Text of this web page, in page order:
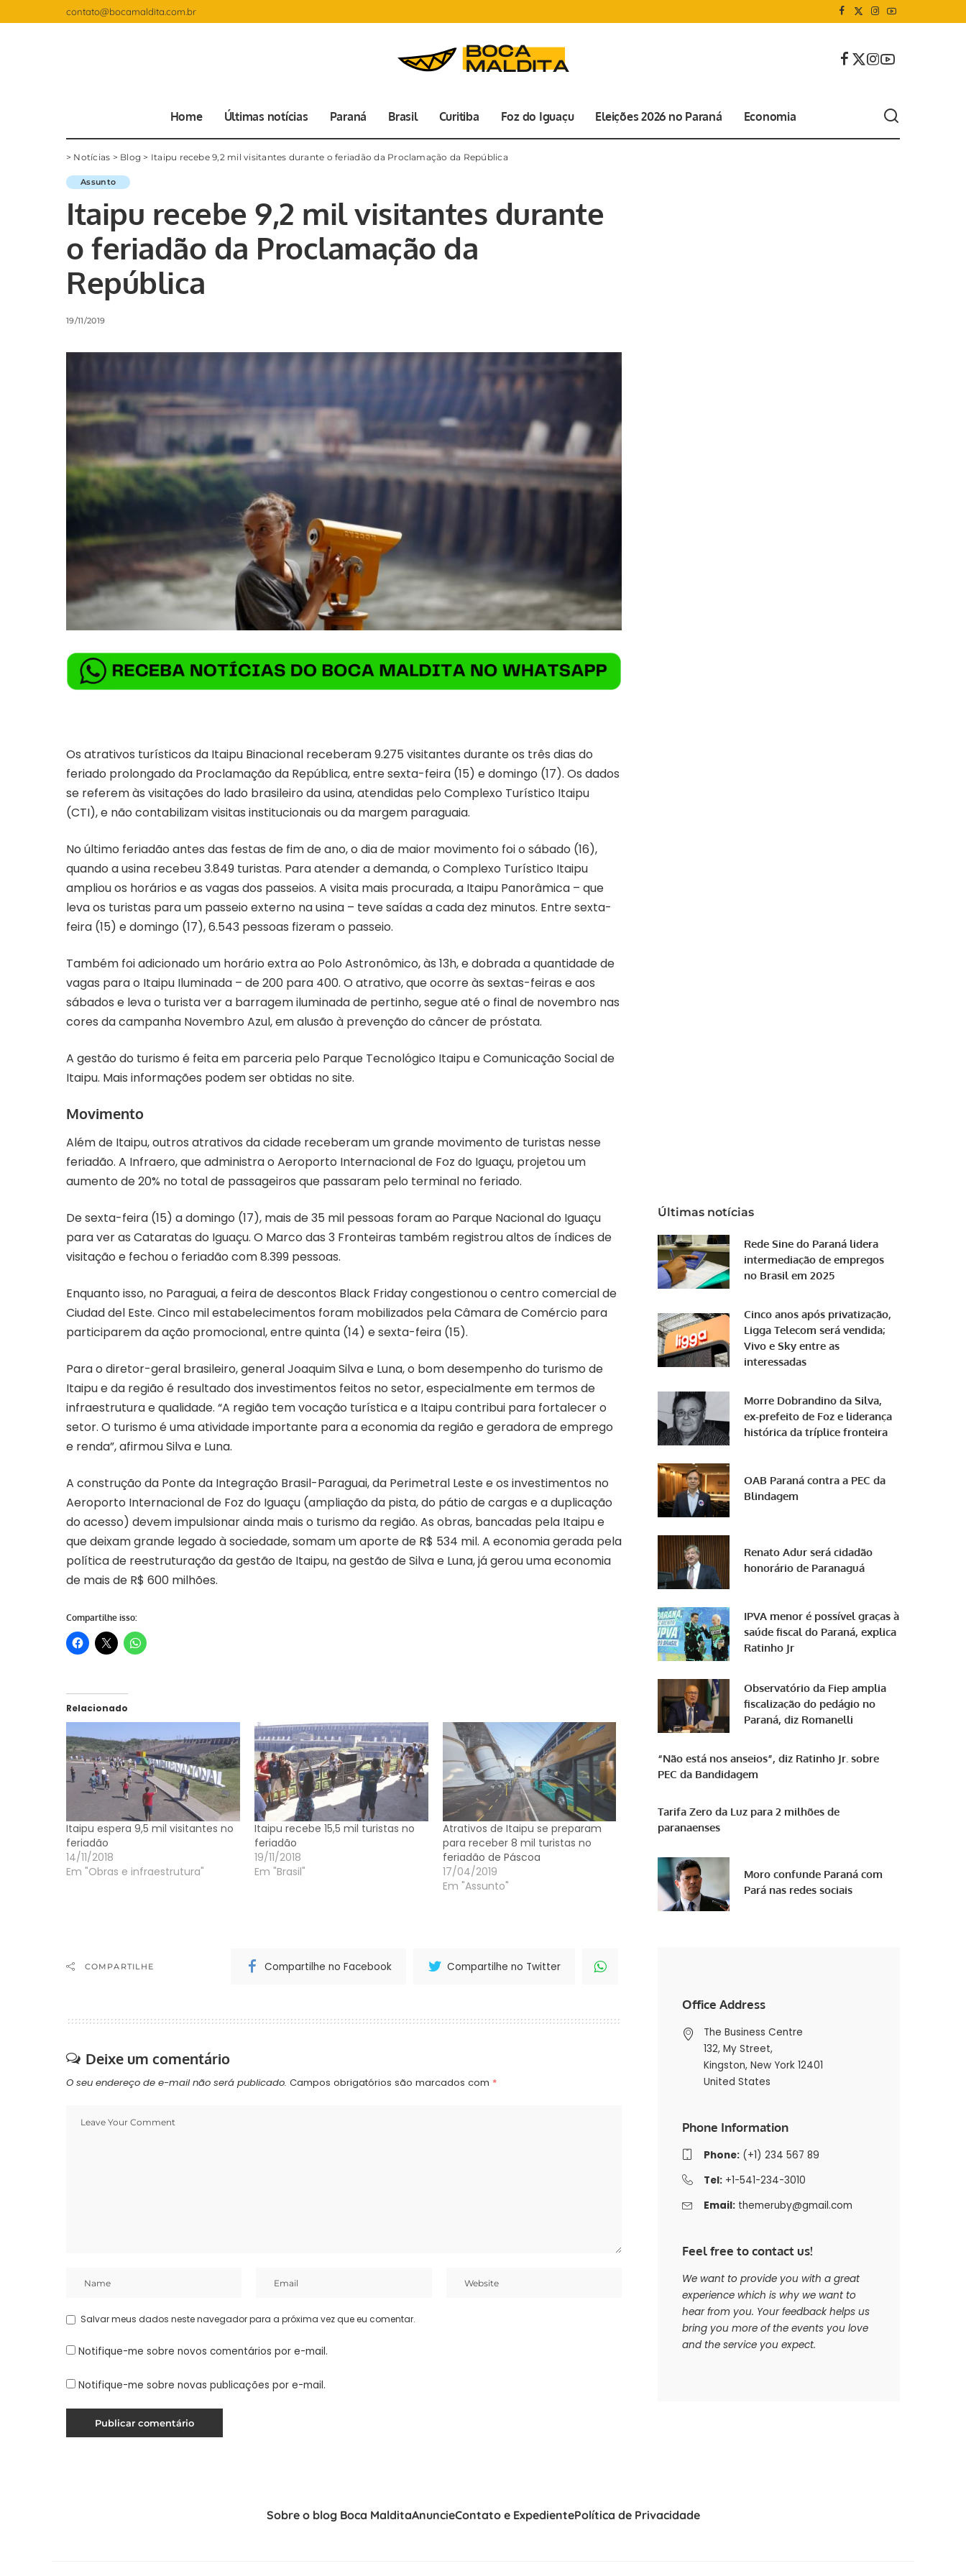
contato@bocamaldita.com.br
Home Últimas notícias Paraná Brasil Curitiba Foz do Iguaçu Eleições 2026 no Paraná Economia
> Notícias > Blog > Itaipu recebe 9,2 mil visitantes durante o feriadão da Proclamação da República
Assunto
Itaipu recebe 9,2 mil visitantes durante
o feriadão da Proclamação da
República
19/11/2019
Os atrativos turísticos da Itaipu Binacional receberam 9.275 visitantes durante os três dias do
feriado prolongado da Proclamação da República, entre sexta-feira (15) e domingo (17). Os dados
se referem às visitações do lado brasileiro da usina, atendidas pelo Complexo Turístico Itaipu
(CTI), e não contabilizam visitas institucionais ou da margem paraguaia.
No último feriadão antes das festas de fim de ano, o dia de maior movimento foi o sábado (16),
quando a usina recebeu 3.849 turistas. Para atender a demanda, o Complexo Turístico Itaipu
ampliou os horários e as vagas dos passeios. A visita mais procurada, a Itaipu Panorâmica – que
leva os turistas para um passeio externo na usina – teve saídas a cada dez minutos. Entre sexta-
feira (15) e domingo (17), 6.543 pessoas fizeram o passeio.
Também foi adicionado um horário extra ao Polo Astronômico, às 13h, e dobrada a quantidade de
vagas para o Itaipu Iluminada – de 200 para 400. O atrativo, que ocorre às sextas-feiras e aos
sábados e leva o turista ver a barragem iluminada de pertinho, segue até o final de novembro nas
cores da campanha Novembro Azul, em alusão à prevenção do câncer de próstata.
A gestão do turismo é feita em parceria pelo Parque Tecnológico Itaipu e Comunicação Social de
Itaipu. Mais informações podem ser obtidas no site.
Movimento
Além de Itaipu, outros atrativos da cidade receberam um grande movimento de turistas nesse
feriadão. A Infraero, que administra o Aeroporto Internacional de Foz do Iguaçu, projetou um
aumento de 20% no total de passageiros que passaram pelo terminal no feriado.
De sexta-feira (15) a domingo (17), mais de 35 mil pessoas foram ao Parque Nacional do Iguaçu
para ver as Cataratas do Iguaçu. O Marco das 3 Fronteiras também registrou altos de índices de
visitação e fechou o feriadão com 8.399 pessoas.
Enquanto isso, no Paraguai, a feira de descontos Black Friday congestionou o centro comercial de
Ciudad del Este. Cinco mil estabelecimentos foram mobilizados pela Câmara de Comércio para
participarem da ação promocional, entre quinta (14) e sexta-feira (15).
Para o diretor-geral brasileiro, general Joaquim Silva e Luna, o bom desempenho do turismo de
Itaipu e da região é resultado dos investimentos feitos no setor, especialmente em termos de
infraestrutura e qualidade. “A região tem vocação turística e a Itaipu contribui para fortalecer o
setor. O turismo é uma atividade importante para a economia da região e geradora de emprego
e renda”, afirmou Silva e Luna.
A construção da Ponte da Integração Brasil-Paraguai, da Perimetral Leste e os investimentos no
Aeroporto Internacional de Foz do Iguaçu (ampliação da pista, do pátio de cargas e a duplicação
do acesso) devem impulsionar ainda mais o turismo da região. As obras, bancadas pela Itaipu e
que deixam grande legado à sociedade, somam um aporte de R$ 534 mil. A economia gerada pela
política de reestruturação da gestão de Itaipu, na gestão de Silva e Luna, já gerou uma economia
de mais de R$ 600 milhões.
Compartilhe isso:
Relacionado
Itaipu espera 9,5 mil visitantes no
feriadão
14/11/2018
Em "Obras e infraestrutura"
Itaipu recebe 15,5 mil turistas no
feriadão
19/11/2018
Em "Brasil"
Atrativos de Itaipu se preparam
para receber 8 mil turistas no
feriadão de Páscoa
17/04/2019
Em "Assunto"
COMPARTILHE Compartilhe no Facebook Compartilhe no Twitter
Deixe um comentário
O seu endereço de e-mail não será publicado. Campos obrigatórios são marcados com *
Salvar meus dados neste navegador para a próxima vez que eu comentar.
Notifique-me sobre novos comentários por e-mail.
Notifique-me sobre novas publicações por e-mail.
Últimas notícias
Rede Sine do Paraná lidera
intermediação de empregos
no Brasil em 2025
Cinco anos após privatização,
Ligga Telecom será vendida;
Vivo e Sky entre as
interessadas
Morre Dobrandino da Silva,
ex-prefeito de Foz e liderança
histórica da tríplice fronteira
OAB Paraná contra a PEC da
Blindagem
Renato Adur será cidadão
honorário de Paranaguá
IPVA menor é possível graças à
saúde fiscal do Paraná, explica
Ratinho Jr
Observatório da Fiep amplia
fiscalização do pedágio no
Paraná, diz Romanelli
“Não está nos anseios”, diz Ratinho Jr. sobre
PEC da Bandidagem
Tarifa Zero da Luz para 2 milhões de
paranaenses
Moro confunde Paraná com
Pará nas redes sociais
Office Address
The Business Centre
132, My Street,
Kingston, New York 12401
United States
Phone Information
Phone:(+1) 234 567 89
Tel:+1-541-234-3010
Email: themeruby@gmail.com
Feel free to contact us!
We want to provide you with a great
experience which is why we want to
hear from you. Your feedback helps us
bring you more of the events you love
and the service you expect.
Sobre o blog Boca MalditaAnuncieContato e ExpedientePolítica de Privacidade